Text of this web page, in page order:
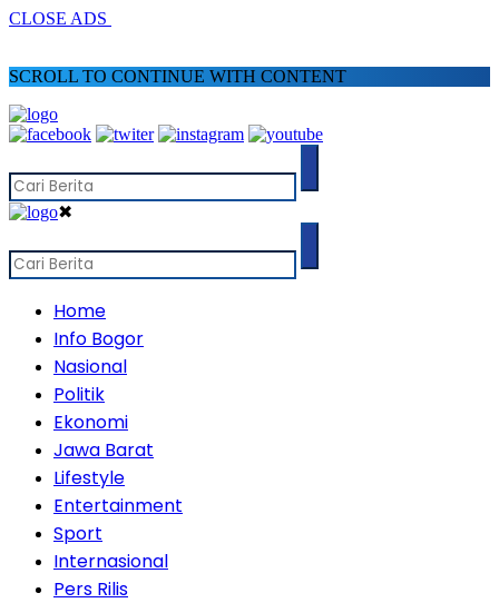
CLOSE ADS
SCROLL TO CONTINUE WITH CONTENT
✖
Home
Info Bogor
Nasional
Politik
Ekonomi
Jawa Barat
Lifestyle
Entertainment
Sport
Internasional
Pers Rilis